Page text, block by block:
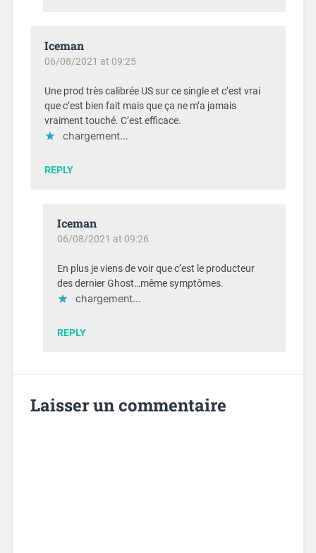
Iceman
06/08/2021 at 09:25
Une prod très calibrée US sur ce single et c’est vrai
que c’est bien fait mais que ça ne m’a jamais
vraiment touché. C’est efficace.
chargement…
REPLY
Iceman
06/08/2021 at 09:26
En plus je viens de voir que c’est le producteur
des dernier Ghost…même symptômes.
chargement…
REPLY
Laisser un commentaire